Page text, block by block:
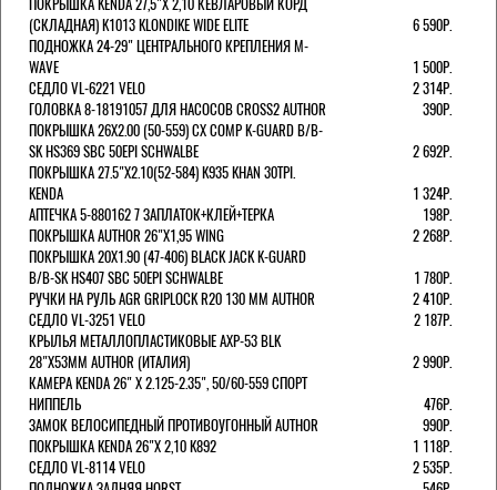
(СКЛАДНАЯ) K1013 KLONDIKE WIDE ELITE
6 590Р.
ПОДНОЖКА 24-29" ЦЕНТРАЛЬНОГО КРЕПЛЕНИЯ M-
WAVE
1 500Р.
СЕДЛО VL-6221 VELO
2 314Р.
ГОЛОВКА 8-18191057 ДЛЯ НАСОСОВ CROSS2 AUTHOR
390Р.
ПОКРЫШКА 26X2.00 (50-559) CX COMP K-GUARD B/B-
SK HS369 SBC 50EPI SCHWALBE
2 692Р.
ПОКРЫШКА 27.5"Х2.10(52-584) K935 KHAN 30TPI.
KENDA
1 324Р.
АПТЕЧКА 5-880162 7 ЗАПЛАТОК+КЛЕЙ+ТЕРКА
198Р.
ПОКРЫШКА AUTHOR 26"Х1,95 WING
2 268Р.
ПОКРЫШКА 20X1.90 (47-406) BLACK JACK K-GUARD
B/B-SK HS407 SBC 50EPI SCHWALBE
1 780Р.
РУЧКИ НА РУЛЬ AGR GRIPLOCK R20 130 ММ AUTHOR
2 410Р.
СЕДЛО VL-3251 VELO
2 187Р.
КРЫЛЬЯ МЕТАЛЛОПЛАСТИКОВЫЕ AXP-53 BLK
28"Х53ММ AUTHOR (ИТАЛИЯ)
2 990Р.
КАМЕРА KENDA 26" Х 2.125-2.35", 50/60-559 СПОРТ
НИППЕЛЬ
476Р.
ЗАМОК ВЕЛОСИПЕДНЫЙ ПРОТИВОУГОННЫЙ AUTHOR
990Р.
ПОКРЫШКА KENDA 26"Х 2,10 K892
1 118Р.
СЕДЛО VL-8114 VELO
2 535Р.